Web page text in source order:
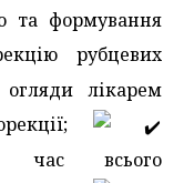
та формування
рубцевих
огляди лікарем
час всього